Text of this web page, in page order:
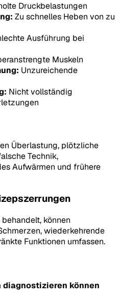
Druckbelastungen
Zu schnelles Heben von zu
Ausführung bei
Muskeln
Unzureichende
Nicht vollständig
Überlastung, plötzliche
Technik,
Aufwärmen und frühere
können
wiederkehrende
Funktionen umfassen.
diagnostizieren können